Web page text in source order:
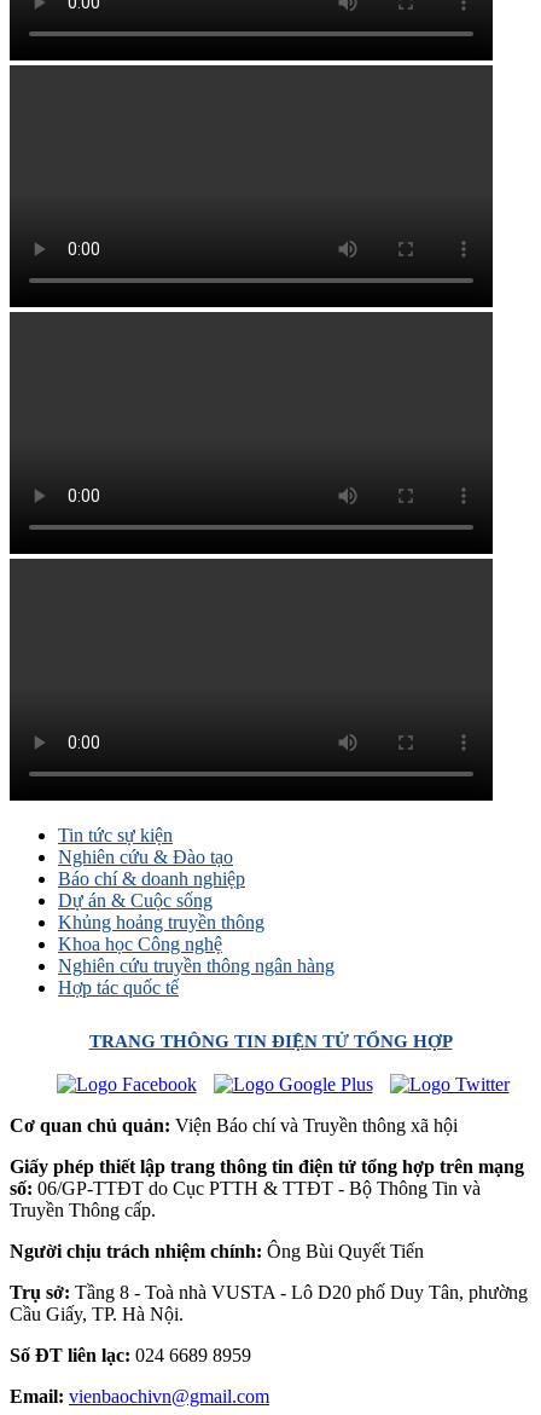
Tin tức sự kiện
Nghiên cứu & Đào tạo
Báo chí & doanh nghiệp
Dự án & Cuộc sống
Khủng hoảng truyền thông
Khoa học Công nghệ
Nghiên cứu truyền thông ngân hàng
Hợp tác quốc tế
TRANG THÔNG TIN ĐIỆN TỬ TỔNG HỢP
Cơ quan chủ quản: Viện Báo chí và Truyền thông xã hội
Giấy phép thiết lập trang thông tin điện tử tổng hợp trên mạng
số: 06/GP-TTĐT do Cục PTTH & TTĐT - Bộ Thông Tin và
Truyền Thông cấp.
Người chịu trách nhiệm chính: Ông Bùi Quyết Tiến
Trụ sở: Tầng 8 - Toà nhà VUSTA - Lô D20 phố Duy Tân, phường
Cầu Giấy, TP. Hà Nội.
Số ĐT liên lạc: 024 6689 8959
Email: vienbaochivn@gmail.com